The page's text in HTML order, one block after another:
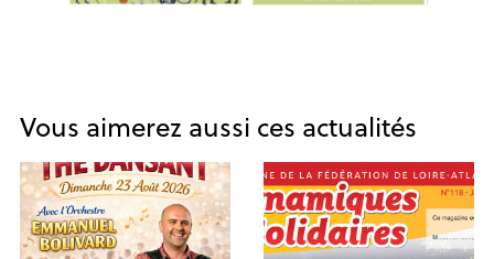
Vous aimerez aussi ces actualités